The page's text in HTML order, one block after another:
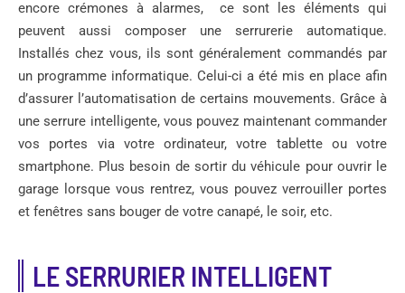
encore crémones à alarmes, ce sont les éléments qui
peuvent aussi composer une serrurerie automatique.
Installés chez vous, ils sont généralement commandés par
un programme informatique. Celui-ci a été mis en place afin
d’assurer l’automatisation de certains mouvements. Grâce à
une serrure intelligente, vous pouvez maintenant commander
vos portes via votre ordinateur, votre tablette ou votre
smartphone. Plus besoin de sortir du véhicule pour ouvrir le
garage lorsque vous rentrez, vous pouvez verrouiller portes
et fenêtres sans bouger de votre canapé, le soir, etc.
LE SERRURIER INTELLIGENT